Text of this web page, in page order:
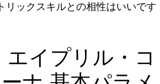
リックスキルとの相性はいいです
イプリル・コ